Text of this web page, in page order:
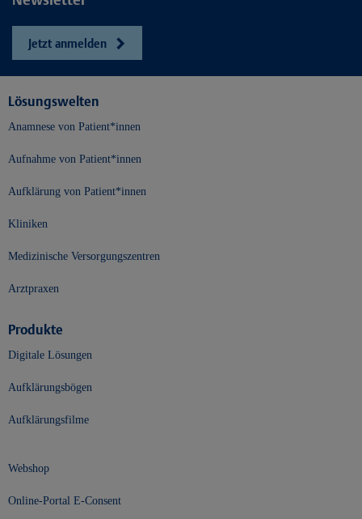
Jetzt anmelden
Lösungswelten
Anamnese von Patient*innen
Aufnahme von Patient*innen
Aufklärung von Patient*innen
Kliniken
Medizinische Versorgungszentren
Arztpraxen
Produkte
Digitale Lösungen
Aufklärungsbögen
Aufklärungsfilme
Webshop
Online-Portal E-Consent